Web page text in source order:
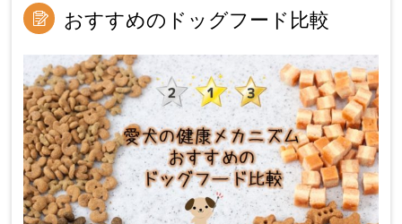
おすすめのドッグフード比較